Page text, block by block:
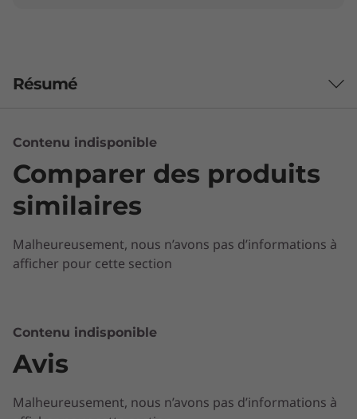
Résumé
Optimisez votre processus de gestion
Chaque appareil ThinkSmart est facile à
Contenu indisponible
Comparer des produits
similaires
Malheureusement, nous n’avons pas d’informations à
afficher pour cette section
Contenu indisponible
Avis
Malheureusement, nous n’avons pas d’informations à